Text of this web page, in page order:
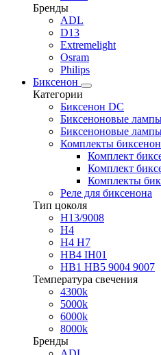
Бренды
ADL
D13
Extremelight
Osram
Philips
Биксенон
Категории
Биксенон DC
Биксеноновые
Биксеноновые
Комплекты
Комплект
Комплект
Комплекты
Реле для биксенона
Тип цоколя
H13/9008
H4
H4 H7
HB4 IH01
HB1 HB5 9004 9007
Температура свечения
4300k
5000k
6000k
8000k
Бренды